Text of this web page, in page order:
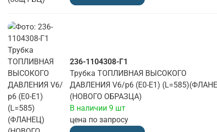
236-1104308-Г1
Трубка ТОПЛИВНАЯ ВЫСОКОГО
ДАВЛЕНИЯ V6/р6 (Е0-Е1)
(НОВОГО ОБРАЗЦА)
цена по запросу
В наличии 9 шт